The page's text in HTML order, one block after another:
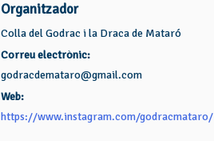
Organitzador
Colla del Godrac i la Draca de Mataró
Correu electrònic:
godracdemataro@gmail.com
Web:
https://www.instagram.com/godracmataro/